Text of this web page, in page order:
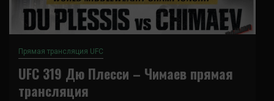
Прямая трансляция UFC
UFC 319 Дю Плесси – Чимаев прямая
трансляция